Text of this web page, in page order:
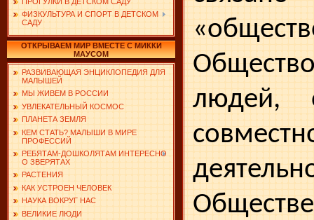
ФИЗКУЛЬТУРА И СПОРТ В ДЕТСКОМ
САДУ
ОТКРЫВАЕМ МИР ВМЕСТЕ С МИККИ
МАУСОМ
РАЗВИВАЮЩАЯ ЭНЦИКЛОПЕДИЯ ДЛЯ
МАЛЫШЕЙ
МЫ ЖИВЕМ В РОССИИ
УВЛЕКАТЕЛЬНЫЙ КОСМОС
ПЛАНЕТА ЗЕМЛЯ
КЕМ СТАТЬ? МАЛЫШИ В МИРЕ
ПРОФЕССИЙ
РЕБЯТАМ-ДОШКОЛЯТАМ ИНТЕРЕСНО
О ЗВЕРЯТАХ
РАСТЕНИЯ
КАК УСТРОЕН ЧЕЛОВЕК
НАУКА ВОКРУГ НАС
ВЕЛИКИЕ ЛЮДИ
людей,